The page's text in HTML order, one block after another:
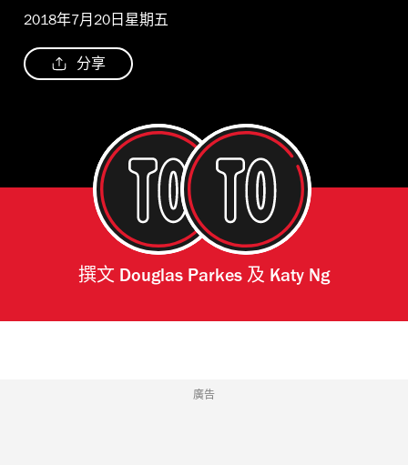
2018年7月20日星期五
分享
撰文 Douglas Parkes及 Katy Ng
廣告